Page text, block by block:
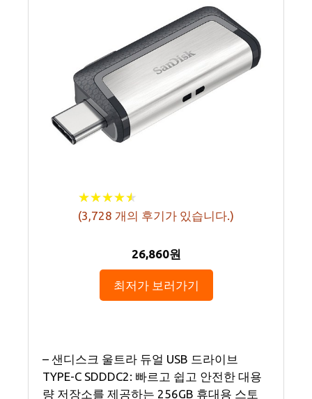
★★★★★
★★★★★
(3,728 개의 후기가 있습니다.)
26,860원
최저가 보러가기
– 샌디스크 울트라 듀얼 USB 드라이브
TYPE-C SDDDC2: 빠르고 쉽고 안전한 대용
량 저장소를 제공하는 256GB 휴대용 스토